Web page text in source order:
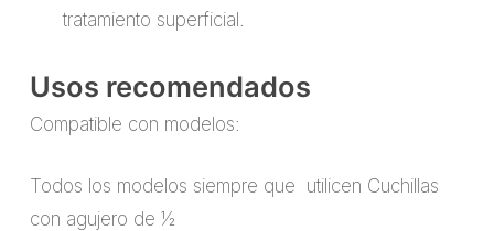
tratamiento superficial.
Usos recomendados
Compatible con modelos:
Todos los modelos siempre que utilicen Cuchillas
con agujero de ½